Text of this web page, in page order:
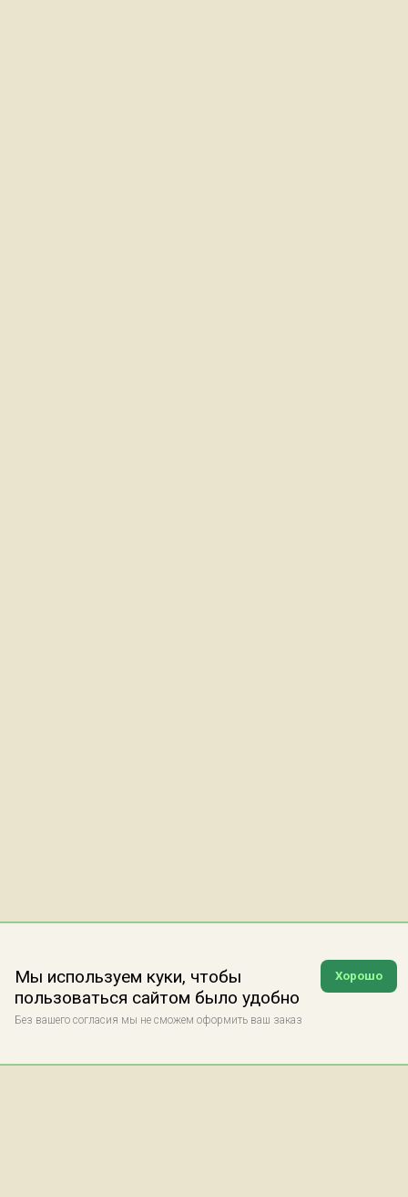
Хорошо
Мы используем куки, чтобы
пользоваться сайтом было удобно
Без вашего согласия мы не сможем оформить ваш заказ